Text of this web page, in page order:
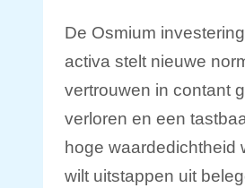
De Osmium
activa stelt nieuwe
vertrouwen in contant
verloren en een
hoge waardedichtheid
wilt uitstappen uit